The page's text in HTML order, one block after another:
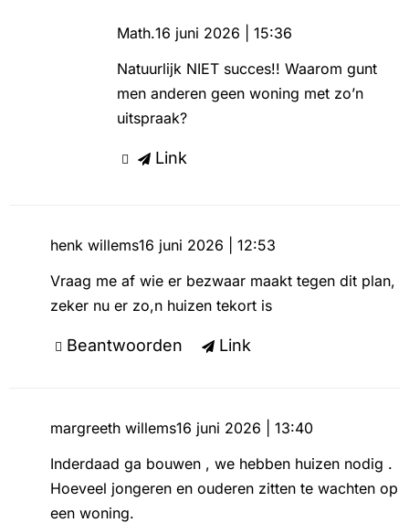
Math.16 juni 2026 | 15:36
Natuurlijk NIET succes!! Waarom gunt
men anderen geen woning met zo’n
uitspraak?
Link
henk willems16 juni 2026 | 12:53
Vraag me af wie er bezwaar maakt tegen dit plan,
zeker nu er zo,n huizen tekort is
Beantwoorden Link
margreeth willems16 juni 2026 | 13:40
Inderdaad ga bouwen , we hebben huizen nodig .
Hoeveel jongeren en ouderen zitten te wachten op
een woning.